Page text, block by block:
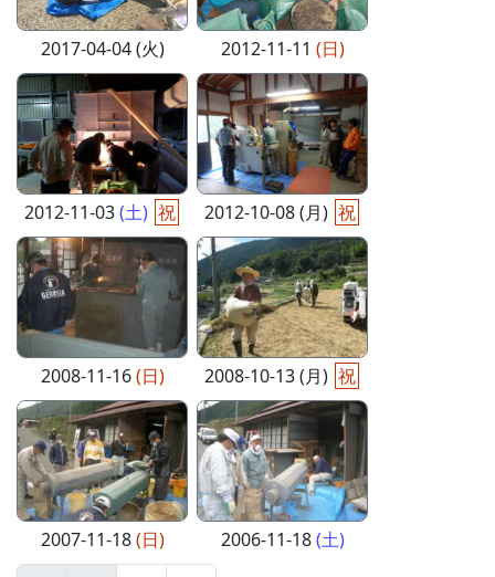
2017-04-04 (火) 2012-11-11 (日)
2012-11-03(土) 祝 2012-10-08 (月) 祝
2008-11-16(日) 2008-10-13 (月) 祝
2007-11-18(日) 2006-11-18(土)